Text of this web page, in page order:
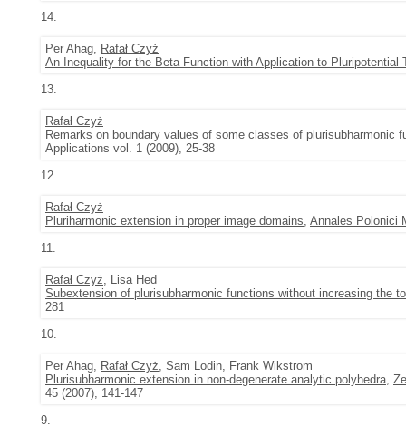
14.
Per Ahag, Rafał Czyż
An Inequality for the Beta Function with Application to Pluripotential
13.
Rafał Czyż
Remarks on boundary values of some classes of plurisubharmonic
Applications vol. 1 (2009), 25-38
12.
Rafał Czyż
Pluriharmonic extension in proper image domains, Annales Polonici
11.
Rafał Czyż, Lisa Hed
Subextension of plurisubharmonic functions without increasing the
281
10.
Per Ahag, Rafał Czyż, Sam Lodin, Frank Wikstrom
Plurisubharmonic extension in non-degenerate analytic polyhedra,
45 (2007), 141-147
9.